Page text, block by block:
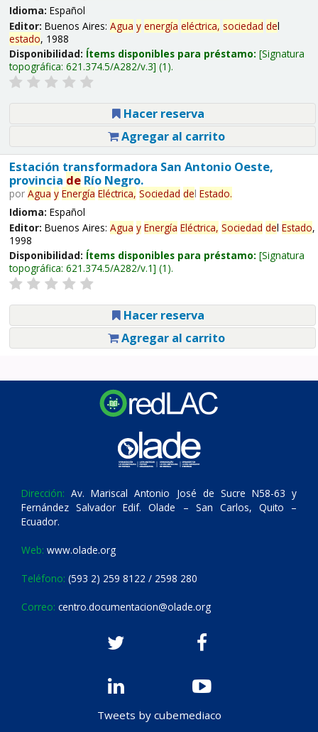
Idioma: Español
Editor: Buenos Aires: Agua y energía eléctrica, sociedad del
estado, 1988
Disponibilidad: Ítems disponibles para préstamo: Signatura
topográfica: 621.374.5/A282/v.3 (1).
Hacer reserva
Agregar al carrito
Estación transformadora San Antonio Oeste,
provincia deRío Negro.
por Agua y Energía Eléctrica, Sociedad del Estado.
Idioma: Español
Editor: Buenos Aires: Agua y Energía Eléctrica, Sociedad del Estado,
1998
Disponibilidad: Ítems disponibles para préstamo: Signatura
topográfica: 621.374.5/A282/v.1 (1).
Hacer reserva
Agregar al carrito
Dirección: Av. Mariscal Antonio José de Sucre N58-63 y
Fernández Salvador Edif. Olade – San Carlos, Quito –
Ecuador.
Web: www.olade.org
Teléfono: (593 2) 259 8122 / 2598 280
Correo: centro.documentacion@olade.org
Tweets by cubemediaco